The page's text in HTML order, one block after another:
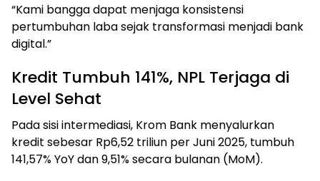
“Kami bangga dapat menjaga konsistensi
pertumbuhan laba sejak transformasi menjadi bank
digital.”
Kredit Tumbuh 141%, NPL Terjaga di
Level Sehat
Pada sisi intermediasi, Krom Bank menyalurkan
kredit sebesar Rp6,52 triliun per Juni 2025, tumbuh
141,57% YoY dan 9,51% secara bulanan (MoM).